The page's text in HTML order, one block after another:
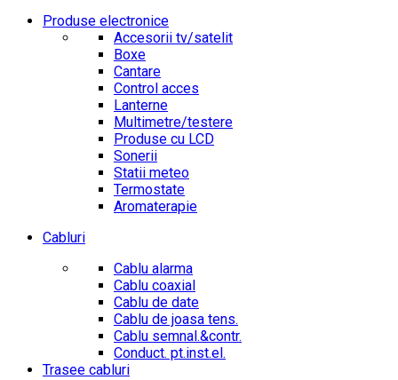
Produse electronice
Accesorii tv/satelit
Boxe
Cantare
Control acces
Lanterne
Multimetre/testere
Produse cu LCD
Sonerii
Statii meteo
Termostate
Aromaterapie
Cabluri
Cablu alarma
Cablu coaxial
Cablu de date
Cablu de joasa tens.
Cablu semnal.&contr.
Conduct. pt.inst.el.
Trasee cabluri